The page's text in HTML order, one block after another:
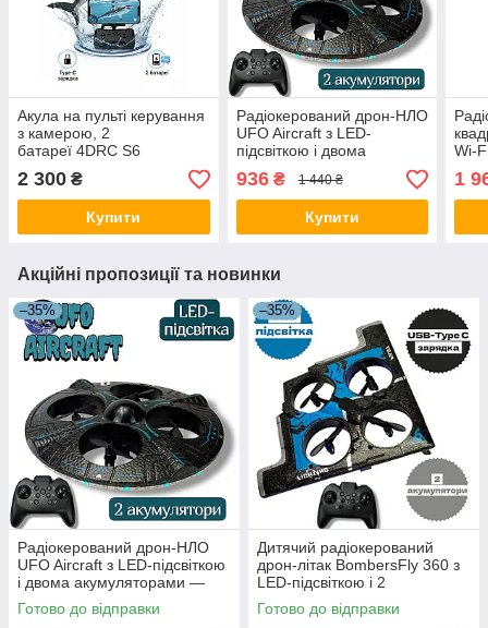
Акула на пульті керування
з камерою, 2
батареї 4DRC S6
2 300 ₴
Купити
Радіокерований дрон-НЛО
UFO Aircraft з LED-
підсвіткою і двома
акумуляторами — космічні
технології у твоїх руках!
936₴ 1 440 ₴
Купити
Wi-
1
Акційні пропозиції та новинки
–35%
Радіокерований дрон-НЛО
UFO Aircraft з LED-підсвіткою
і двома акумуляторами —
космічні технології у твоїх
руках!
Готово до відправки
–35%
Дитячий радіокерований
дрон-літак BombersFly 360 з
LED-підсвіткою і 2
акумуляторами
Готово до відправки